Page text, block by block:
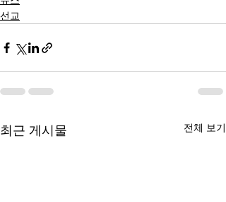
선교
최근 게시물 전체 보기